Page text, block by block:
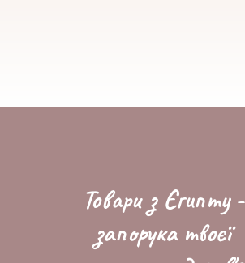
Товари з Єгипту -
запорука твоєї